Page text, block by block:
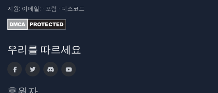
지원: 이메일: · 포럼 · 디스코드
우리를 따르세요